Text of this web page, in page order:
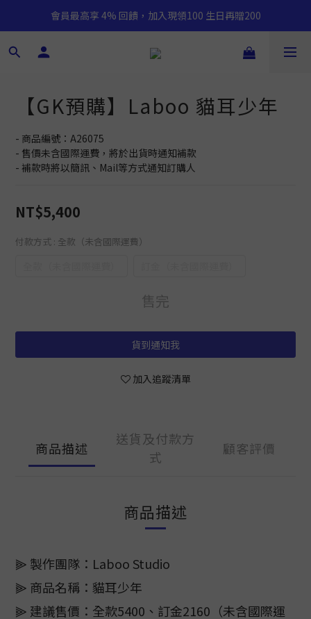
會員最高享 4% 回饋，加入現領100 生日再贈200
【GK預購】Laboo 貓耳少年
- 商品編號：A26075
- 售價未含國際運費，將於出貨時通知補款
- 補款時將以簡訊、Mail等方式通知訂購人
NT$5,400
付款方式 : 全款（未含國際運費）
售完
貨到通知我
加入追蹤清單
商品描述
送貨及付款方
式
顧客評價
商品描述
⫸ 製作團隊：Laboo Studio
⫸ 商品名稱：貓耳少年
⫸ 建議售價：全款5400、訂金2160（未含國際運